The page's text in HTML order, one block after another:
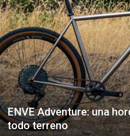
ENVE Adventure: una
todo terreno